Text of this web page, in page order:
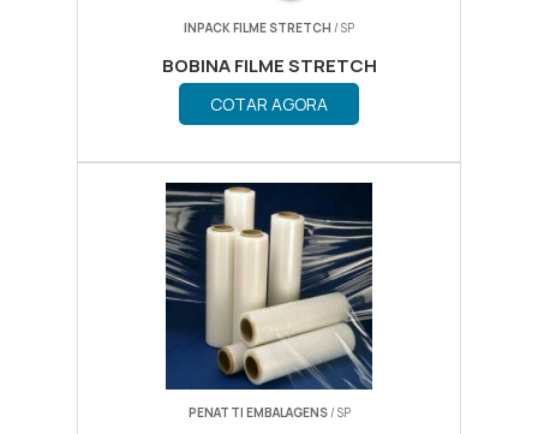
INPACK FILME STRETCH / SP
BOBINA FILME STRETCH
COTAR AGORA
PENATTI EMBALAGENS/ SP